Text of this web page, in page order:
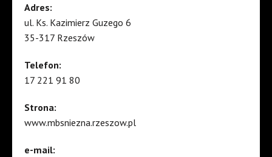
Adres:
ul. Ks. Kazimierz Guzego 6
35-317 Rzeszów
Telefon:
17 221 91 80
Strona:
www.mbsniezna.rzeszow.pl
e-mail: